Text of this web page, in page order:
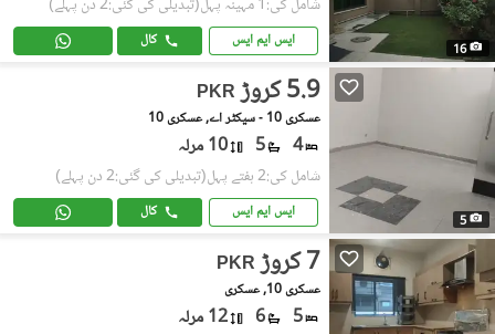
16
شامل کی:1 مہینہ پہل (تبدیلی کی گئی:2 دن پہلے)
ایس ایم ایس کال
5
PKR 5.9 کروڑ
عسکری 10 - سیکٹر اے, عسکری 10
4
5 10 مرلہ
شامل کی:2 ہفتے پہل (تبدیلی کی گئی:2 دن پہلے)
ایس ایم ایس کال
PKR 7 کروڑ
عسکری 10, عسکری
5
6 12 مرلہ